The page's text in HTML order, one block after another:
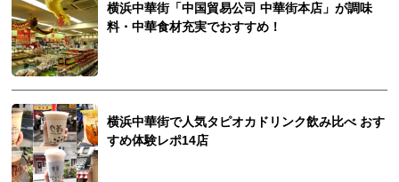
横浜中華街「中国貿易公司 中華街本店」が調味
料・中華食材充実でおすすめ！
横浜中華街で人気タピオカドリンク飲み比べ おす
すめ体験レポ14店